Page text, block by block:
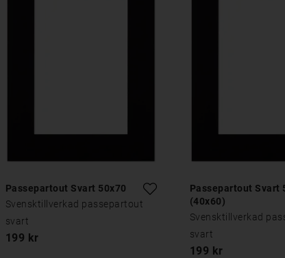
Passepartout Svart 50x70
Svensktillverkad passepartout
svart
199 kr
Passepartout Svart
(40x60)
Svensktillverkad
svart
199 kr